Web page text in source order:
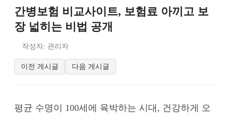
간병보험 비교사이트, 보험료 아끼고 보
장 넓히는 비법 공개
작성자: 관리자
이전 게시글 다음 게시글
평균 수명이 100세에 육박하는 시대, 건강하게 오